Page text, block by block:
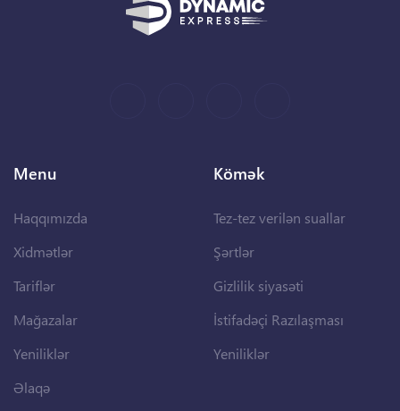
Menu
Haqqımızda
Xidmətlər
Tariflər
Mağazalar
Yeniliklər
Əlaqə
Kömək
Tez-tez verilən suallar
Şərtlər
Gizlilik siyasəti
İstifadəçi Razılaşması
Yeniliklər